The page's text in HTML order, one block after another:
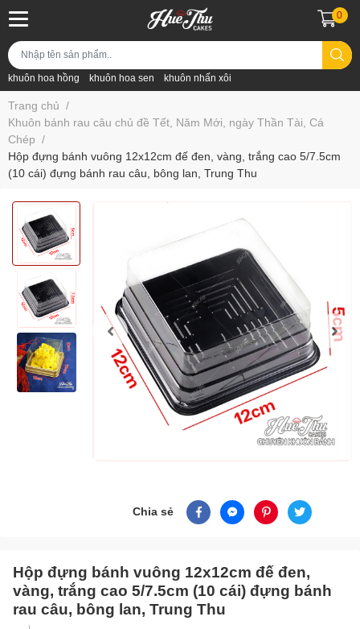
khuôn hoa hồng khuôn hoa sen khuôn nhấn xôi
0
Trang chủ /
Khuôn bánh rau câu chủ đề Tết, Năm Mới, ngày Thần Tài, Cá
Chép /
Hộp đựng bánh vuông 12x12cm đế đen, vàng, trắng cao 5/7.5cm
(10 cái) đựng bánh rau câu, bông lan, Trung Thu
Chia sẻ
Hộp đựng bánh vuông 12x12cm đế đen,
vàng, trắng cao 5/7.5cm (10 cái) đựng bánh
rau câu, bông lan, Trung Thu